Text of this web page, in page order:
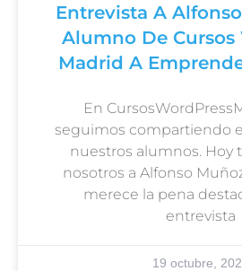
Entrevista A
Alumno De Cursos
Madrid A
En
seguimos compartiendo
nuestros alumnos. Hoy
nosotros a Alfonso
merece la pena
entrevista
19 octubre,